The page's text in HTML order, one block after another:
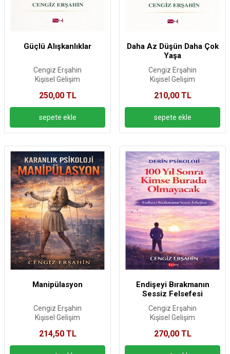
Güçlü Alışkanlıklar
Cengiz Erşahin
Kişisel Gelişim
250,00 TL
Daha Az Düşün Daha Çok
Yaşa
Cengiz Erşahin
Kişisel Gelişim
210,00 TL
Manipülasyon
Cengiz Erşahin
Kişisel Gelişim
214,50 TL
Endişeyi Bırakmanın
Sessiz Felsefesi
Cengiz Erşahin
Kişisel Gelişim
270,00 TL